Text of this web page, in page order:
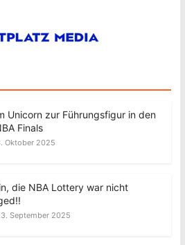
Unicorn zur Führungsfigur in den
Finals
Oktober 2025
die NBA Lottery war nicht
September 2025